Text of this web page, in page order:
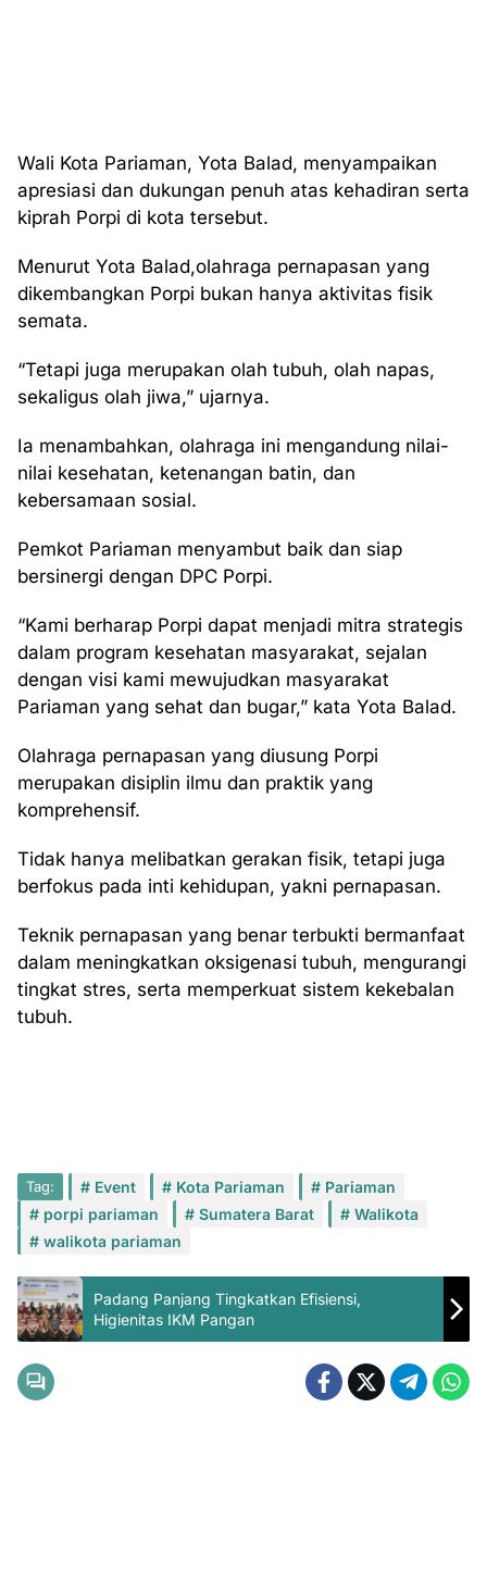
Wali Kota Pariaman, Yota Balad, menyampaikan
apresiasi dan dukungan penuh atas kehadiran serta
kiprah Porpi di kota tersebut.
Menurut Yota Balad,olahraga pernapasan yang
dikembangkan Porpi bukan hanya aktivitas fisik
semata.
“Tetapi juga merupakan olah tubuh, olah napas,
sekaligus olah jiwa,” ujarnya.
Ia menambahkan, olahraga ini mengandung nilai-
nilai kesehatan, ketenangan batin, dan
kebersamaan sosial.
Pemkot Pariaman menyambut baik dan siap
bersinergi dengan DPC Porpi.
“Kami berharap Porpi dapat menjadi mitra strategis
dalam program kesehatan masyarakat, sejalan
dengan visi kami mewujudkan masyarakat
Pariaman yang sehat dan bugar,” kata Yota Balad.
Olahraga pernapasan yang diusung Porpi
merupakan disiplin ilmu dan praktik yang
komprehensif.
Tidak hanya melibatkan gerakan fisik, tetapi juga
berfokus pada inti kehidupan, yakni pernapasan.
Teknik pernapasan yang benar terbukti bermanfaat
dalam meningkatkan oksigenasi tubuh, mengurangi
tingkat stres, serta memperkuat sistem kekebalan
tubuh.
Tag: Event Kota Pariaman
Pariaman
porpi pariaman
Sumatera Barat
Walikota
walikota pariaman
Padang Panjang Tingkatkan Efisiensi,
Higienitas IKM Pangan